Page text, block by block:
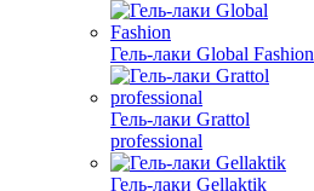
Гель-лаки Global Fashion
Гель-лаки Grattol
professional
Гель-лаки Gellaktik